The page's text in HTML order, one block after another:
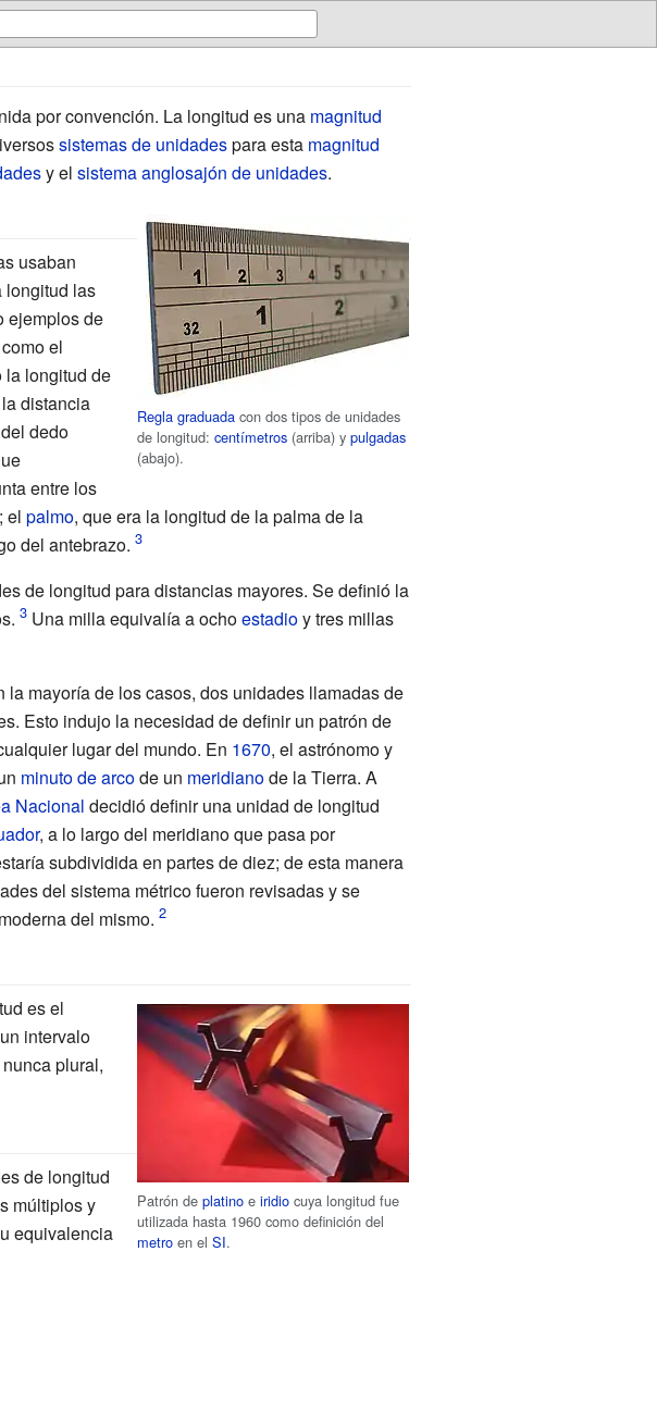
por convención. La longitud es una magnitud
sistemas de unidadespara esta magnitud
y el sistema anglosajón de unidades.
Regla graduada con dos tipos de unidades
de longitud:centímetros (arriba) ypulgadas
(abajo).
usaban
las
ejemplos de
el
la longitud de
distancia
dedo
entre los
el palmo, que era la longitud de la palma de la
del antebrazo.
de longitud para distancias mayores. Se definió la
Una milla equivalía a ochoestadioy tres millas
mayoría de los casos, dos unidades llamadas de
Esto indujo la necesidad de definir un patrón de
lugar del mundo. En 1670, el astrónomo y
minuto de arcode un meridianode la Tierra. A
Nacional decidió definir una unidad de longitud
, a lo largo del meridiano que pasa por
subdividida en partes de diez; de esta manera
del sistema métrico fueron revisadas y se
del mismo.
Patrón deplatino eiridio cuya longitud fue
utilizada hasta 1960 como definición del
metro en elSI.
es el
intervalo
plural,
de longitud
múltiplos y
equivalencia